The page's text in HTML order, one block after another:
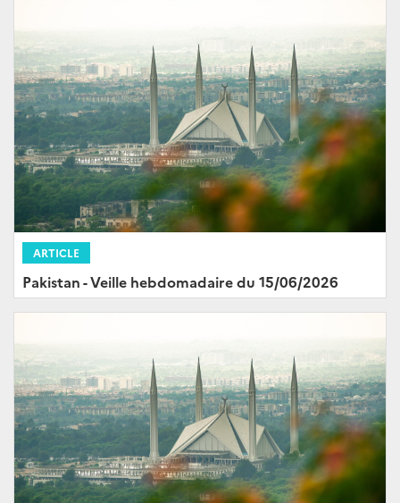
ARTICLE
Pakistan - Veille hebdomadaire du 15/06/2026